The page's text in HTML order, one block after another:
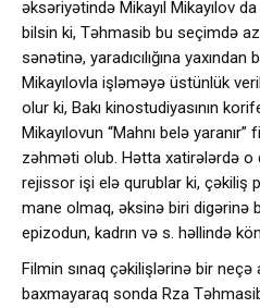
əksəriyətində Mikayıl Mikayılov
bilsin ki, Təhmasib bu seçimdə
sənətinə, yaradıcılığına yaxından
Mikayılovla işləməyə üstünlük
olur ki, Bakı kinostudiyasının
Mikayılovun “Mahnı belə
zəhməti olub. Hətta xatirələrdə o
rejissor işi elə qurublar ki, çəkiliş
mane olmaq, əksinə biri digərinə
epizodun, kadrın və s. həllində
Filmin sınaq çəkilişlərinə bir neçə
baxmayaraq sonda Rza